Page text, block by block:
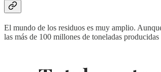
El mundo de los residuos es muy amplio.
las más de 100 millones de toneladas